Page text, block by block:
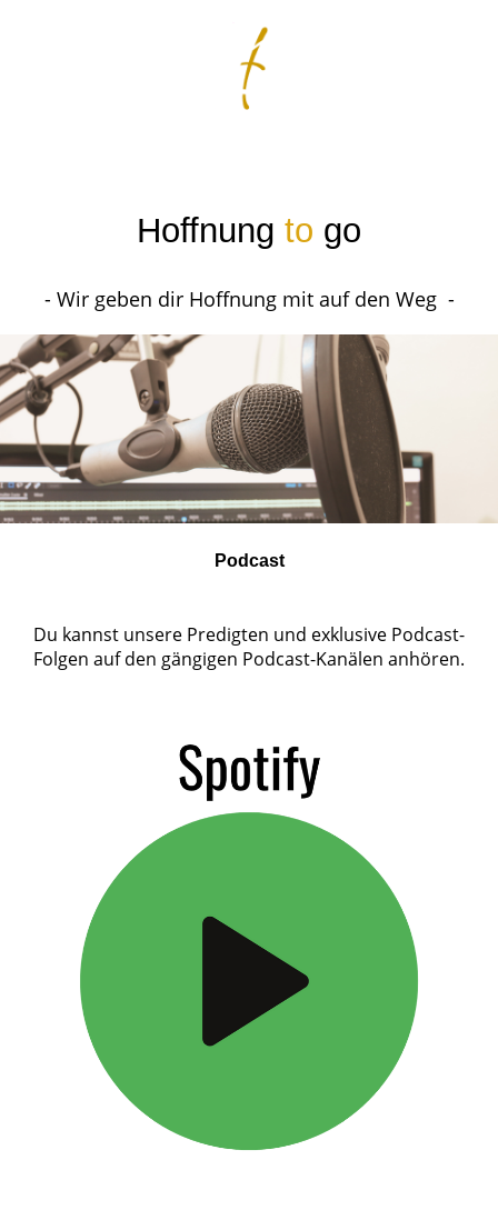
Hoffnung to go
- Wir geben dir Hoffnung mit auf den Weg -
Podcast
Du kannst unsere Predigten und exklusive Podcast-
Folgen auf den gängigen Podcast-Kanälen anhören.